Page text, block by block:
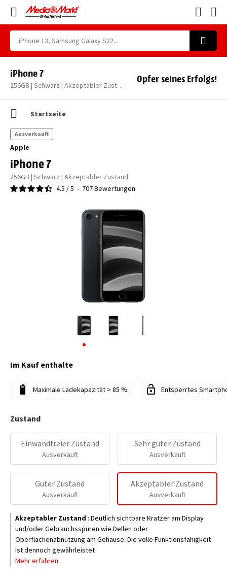
iPhone 7
256GB | Schwarz | Akzeptabler Zustand
Opfer seines Erfolgs!
Startseite
Apple
iPhone 7
256GB | Schwarz | Akzeptabler Zustand
4.5 /5 - 707Bewertungen
Ausverkauft
Im Kauf enthalte
Maximale Ladekapazität > 85 % Entsperrtes
Zustand
Einwandfreier Zustand
Ausverkauft
Sehr guter Zustand
Ausverkauft
Guter Zustand
Ausverkauft
Akzeptabler Zustand
Ausverkauft
Akzeptabler Zustand : Deutlich sichtbare Kratzer am Display
und/oder Gebrauchsspuren wie Dellen oder
Oberflächenabnutzung am Gehäuse. Die volle Funktionsfähigkeit
ist dennoch gewährleistet
Mehr erfahren